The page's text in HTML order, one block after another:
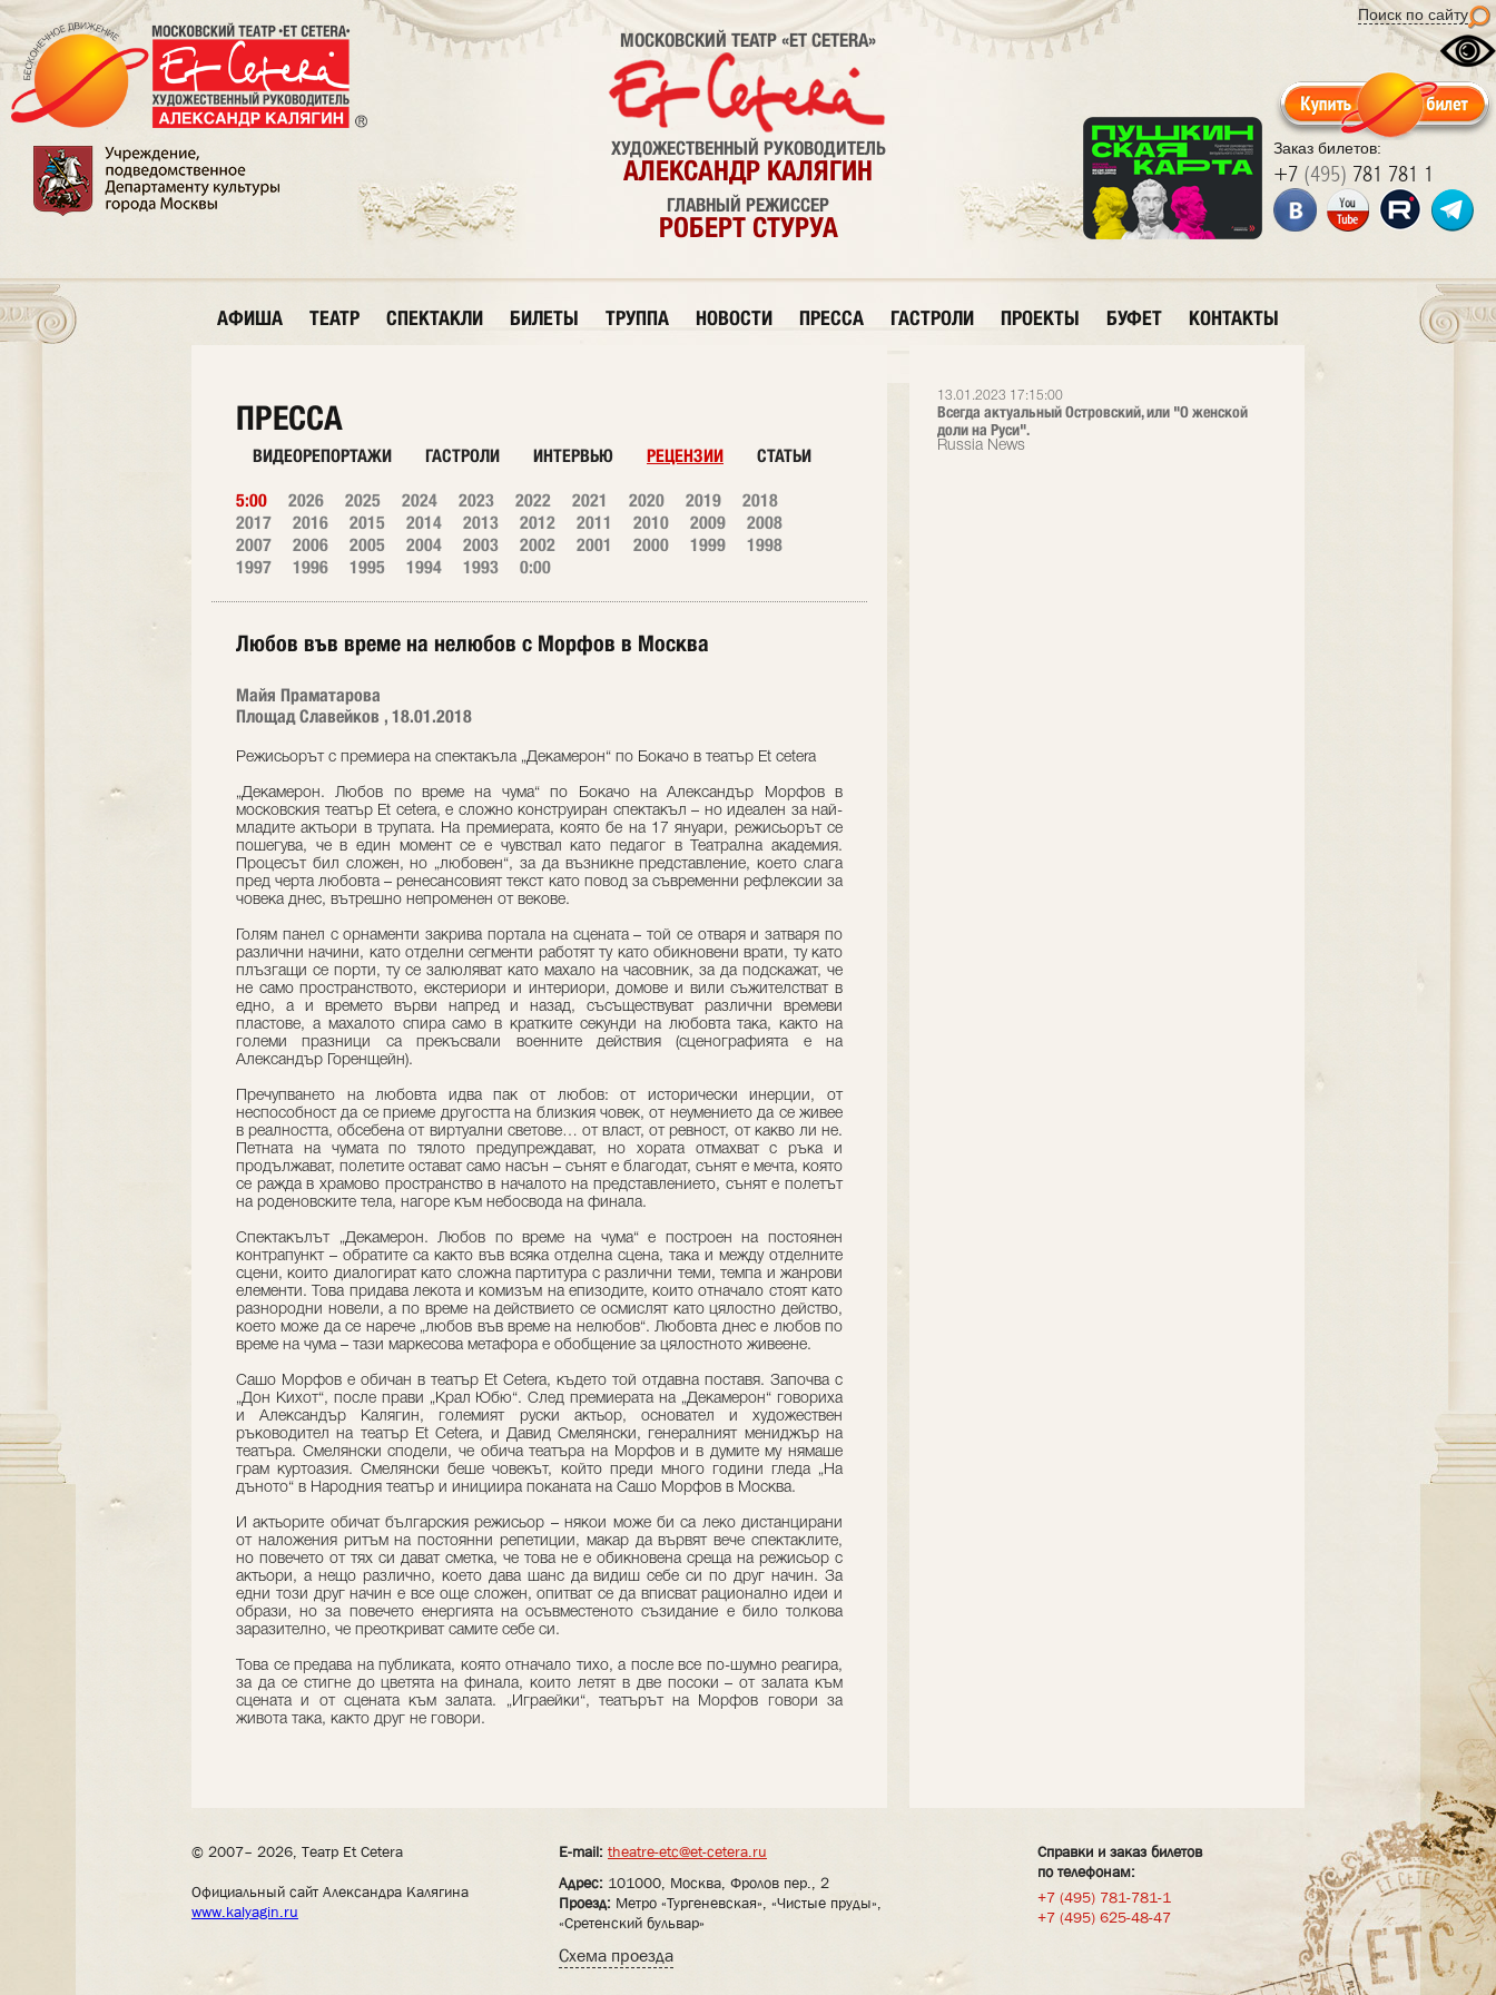
Поиск по сайту
Заказ билетов:
+7 (495) 781 781 1
МОСКОВСКИЙ ТЕАТР «ET CETERA»
ХУДОЖЕСТВЕННЫЙ РУКОВОДИТЕЛЬ
АЛЕКСАНДР КАЛЯГИН
ГЛАВНЫЙ РЕЖИССЕР
РОБЕРТ СТУРУА
АФИША ТЕАТР СПЕКТАКЛИ БИЛЕТЫ ТРУППА НОВОСТИ ПРЕССА ГАСТРОЛИ ПРОЕКТЫ БУФЕТ КОНТАКТЫ
13.01.2023 17:15:00
Всегда актуальный Островский, или "О женской
доли на Руси".
Russia News
ПРЕССА
ВИДЕОРЕПОРТАЖИ ГАСТРОЛИ ИНТЕРВЬЮ РЕЦЕНЗИИ СТАТЬИ
5:00 2026 2025 2024 2023 2022 2021 2020 2019
2018
2017
2016 2015 2014 2013 2012 2011 2010 2009
2008
2007
2006 2005 2004 2003 2002 2001 2000 1999
1998
1997
1996 1995 1994 1993 0:00
Любов във време на нелюбов с Морфов в Москва
Майя Праматарова
Площад Славейков , 18.01.2018
Режисьорът с премиера на спектакъла „Декамерон“ по Бокачо в театър Et cetera
„Декамерон. Любов по време на чума“ по Бокачо на Александър Морфов в
московския театър Et cetera, е сложно конструиран спектакъл – но идеален за най-
младите актьори в трупата. На премиерата, която бе на 17 януари, режисьорът се
пошегува, че в един момент се е чувствал като педагог в Театрална академия.
Процесът бил сложен, но „любовен“, за да възникне представление, което слага
пред черта любовта – ренесансовият текст като повод за съвременни рефлексии за
човека днес, вътрешно непроменен от векове.
Голям панел с орнаменти закрива портала на сцената – той се отваря и затваря по
различни начини, като отделни сегменти работят ту като обикновени врати, ту като
плъзгащи се порти, ту се залюляват като махало на часовник, за да подскажат, че
не само пространството, екстериори и интериори, домове и вили съжителстват в
едно, а и времето върви напред и назад, съсъществуват различни времеви
пластове, а махалото спира само в кратките секунди на любовта така, както на
големи празници са прекъсвали военните действия (сценографията е на
Александър Горенщейн).
Пречупването на любовта идва пак от любов: от исторически инерции, от
неспособност да се приеме другостта на близкия човек, от неумението да се живее
в реалността, обсебена от виртуални светове… от власт, от ревност, от какво ли не.
Петната на чумата по тялото предупреждават, но хората отмахват с ръка и
продължават, полетите остават само насън – сънят е благодат, сънят е мечта, която
се ражда в храмово пространство в началото на представлението, сънят е полетът
на роденовските тела, нагоре към небосвода на финала.
Спектакълът „Декамерон. Любов по време на чума“ е построен на постоянен
контрапункт – обратите са както във всяка отделна сцена, така и между отделните
сцени, които диалогират като сложна партитура с различни теми, темпа и жанрови
елементи. Това придава лекота и комизъм на епизодите, които отначало стоят като
разнородни новели, а по време на действието се осмислят като цялостно действо,
което може да се нарече „любов във време на нелюбов“. Любовта днес е любов по
време на чума – тази маркесова метафора е обобщение за цялостното живеене.
Сашо Морфов е обичан в театър Et Cetera, където той отдавна поставя. Започва с
„Дон Кихот“, после прави „Крал Юбю“. След премиерата на „Декамерон“ говориха
и Александър Калягин, големият руски актьор, основател и художествен
ръководител на театър Et Cetera, и Давид Смелянски, генералният мениджър на
театъра. Смелянски сподели, че обича театъра на Морфов и в думите му нямаше
грам куртоазия. Смелянски беше човекът, който преди много години гледа „На
дъното“ в Народния театър и инициира поканата на Сашо Морфов в Москва.
И актьорите обичат българския режисьор – някои може би са леко дистанцирани
от наложения ритъм на постоянни репетиции, макар да вървят вече спектаклите,
но повечето от тях си дават сметка, че това не е обикновена среща на режисьор с
актьори, а нещо различно, което дава шанс да видиш себе си по друг начин. За
едни този друг начин е все още сложен, опитват се да вписват рационално идеи и
образи, но за повечето енергията на осъвместеното съзидание е било толкова
заразително, че преоткриват самите себе си.
Това се предава на публиката, която отначало тихо, а после все по-шумно реагира,
за да се стигне до цветята на финала, които летят в две посоки – от залата към
сцената и от сцената към залата. „Играейки“, театърът на Морфов говори за
живота така, както друг не говори.
© 2007– 2026, Театр Et Cetera
Официальный сайт Александра Калягина
www.kalyagin.ru
E-mail: theatre-etc@et-cetera.ru
Адрес: 101000, Москва, Фролов пер., 2
Проезд: Метро «Тургеневская», «Чистые пруды»,
«Сретенский бульвар»
Схема проезда
Справки и заказ билетов
по телефонам:
+7 (495) 781-781-1
+7 (495) 625-48-47